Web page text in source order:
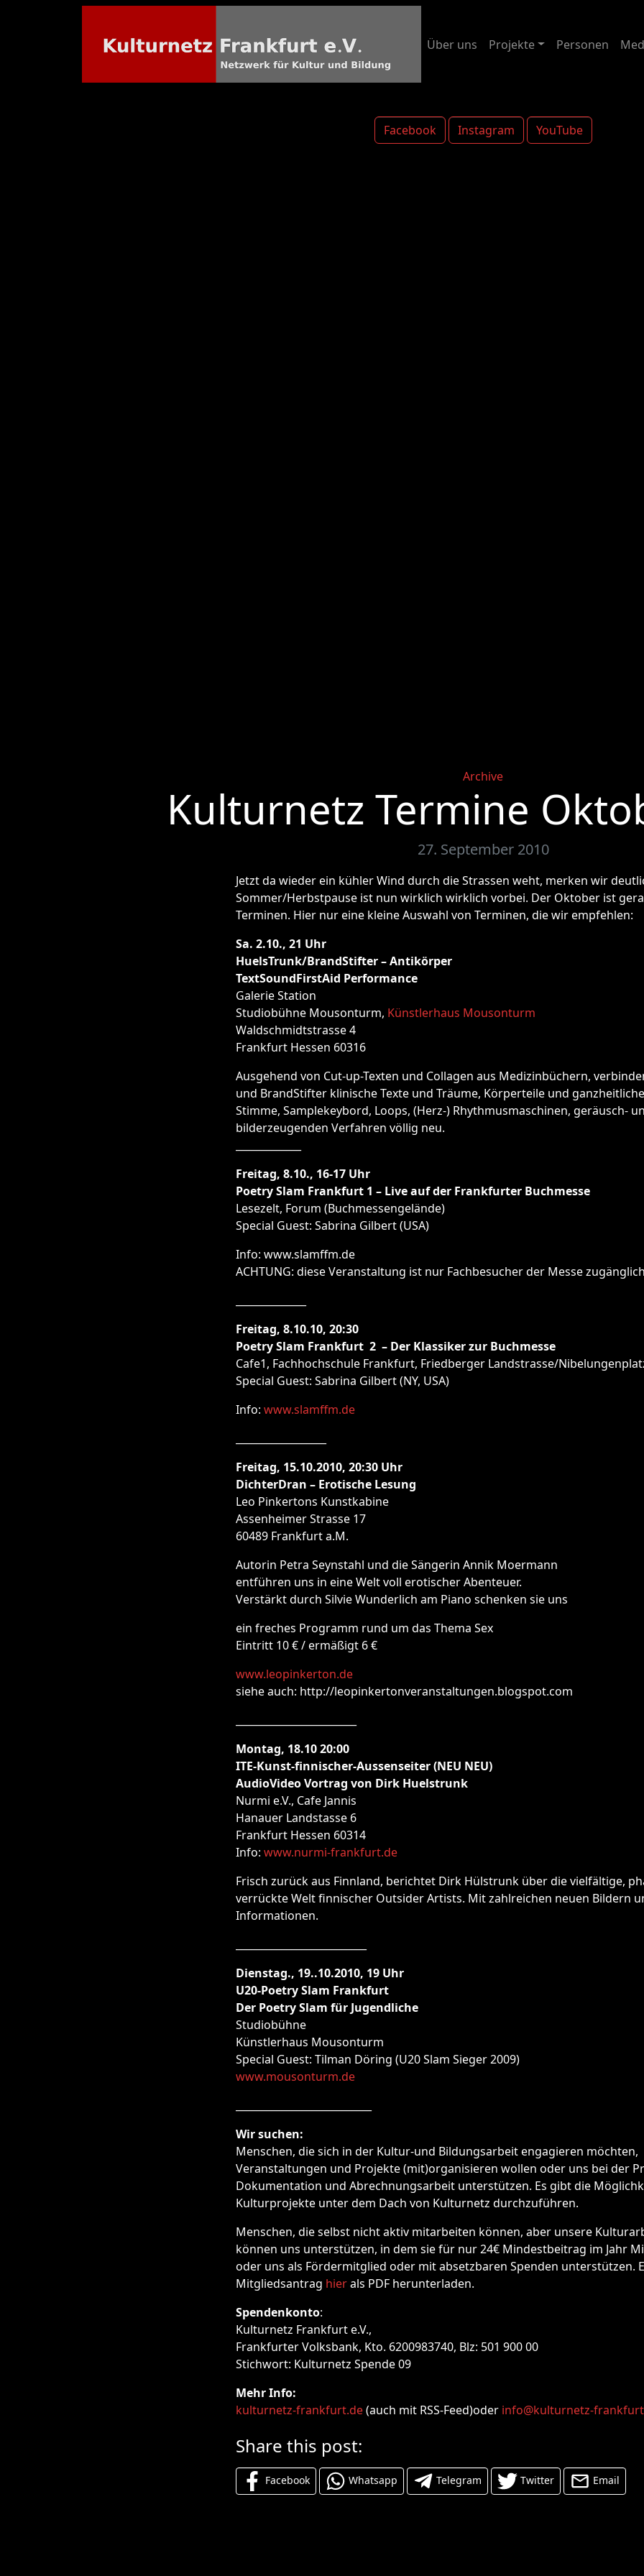
Facebook Instagram YouTube
Über uns Projekte Personen
Categories
Archive
Kulturnetz Termine
27. September 2010
Jetzt da wieder ein kühler Wind durch die Strassen weht, merken wir
Sommer/Herbstpause ist nun wirklich wirklich vorbei. Der Oktober ist
Terminen. Hier nur eine kleine Auswahl von Terminen, die wir empfehlen:
Sa. 2.10., 21 Uhr
HuelsTrunk/BrandStifter – Antikörper
TextSoundFirstAid Performance
Galerie Station
Studiobühne Mousonturm, Künstlerhaus Mousonturm
Waldschmidtstrasse 4
Frankfurt Hessen 60316
Ausgehend von Cut-up-Texten und Collagen aus Medizinbüchern,
und BrandStifter klinische Texte und Träume, Körperteile und
Stimme, Samplekeybord, Loops, (Herz-) Rhythmusmaschinen, geräusch-
bilderzeugenden Verfahren völlig neu.
Freitag, 8.10., 16-17 Uhr
Poetry Slam Frankfurt 1 – Live auf der Frankfurter Buchmesse
Lesezelt, Forum (Buchmessengelände)
Special Guest: Sabrina Gilbert (USA)
Info: www.slamffm.de
ACHTUNG: diese Veranstaltung ist nur Fachbesucher der Messe
Freitag, 8.10.10, 20:30
Poetry Slam Frankfurt 2 – Der Klassiker zur Buchmesse
Cafe1, Fachhochschule Frankfurt, Friedberger Landstrasse/
Special Guest: Sabrina Gilbert (NY, USA)
Info: www.slamffm.de
Freitag, 15.10.2010, 20:30 Uhr
DichterDran – Erotische Lesung
Leo Pinkertons Kunstkabine
Assenheimer Strasse 17
60489 Frankfurt a.M.
Autorin Petra Seynstahl und die Sängerin Annik Moermann
entführen uns in eine Welt voll erotischer Abenteuer.
Verstärkt durch Silvie Wunderlich am Piano schenken sie uns
ein freches Programm rund um das Thema Sex
Eintritt 10 € / ermäßigt 6 €
www.leopinkerton.de
siehe auch: http://leopinkertonveranstaltungen.blogspot.com
Montag, 18.10 20:00
ITE-Kunst-finnischer-Aussenseiter (NEU NEU)
AudioVideo Vortrag von Dirk Huelstrunk
Nurmi e.V., Cafe Jannis
Hanauer Landstasse 6
Frankfurt Hessen 60314
Info: www.nurmi-frankfurt.de
Frisch zurück aus Finnland, berichtet Dirk Hülstrunk über die vielfältige,
verrückte Welt finnischer Outsider Artists. Mit zahlreichen neuen Bildern
Informationen.
Dienstag., 19..10.2010, 19 Uhr
U20-Poetry Slam Frankfurt
Der Poetry Slam für Jugendliche
Studiobühne
Künstlerhaus Mousonturm
Special Guest: Tilman Döring (U20 Slam Sieger 2009)
www.mousonturm.de
Wir suchen:
Menschen, die sich in der Kultur-und Bildungsarbeit engagieren möchten,
Veranstaltungen und Projekte (mit)organisieren wollen oder uns bei der
Dokumentation und Abrechnungsarbeit unterstützen. Es gibt die
Kulturprojekte unter dem Dach von Kulturnetz durchzuführen.
Menschen, die selbst nicht aktiv mitarbeiten können, aber unsere
können uns unterstützen, in dem sie für nur 24€ Mindestbeitrag im Jahr
oder uns als Fördermitglied oder mit absetzbaren Spenden unterstützen.
Mitgliedsantrag hierals PDF herunterladen.
Spendenkonto:
Kulturnetz Frankfurt e.V.,
Frankfurter Volksbank, Kto. 6200983740, Blz: 501 900 00
Stichwort: Kulturnetz Spende 09
Mehr Info:
kulturnetz-frankfurt.de(auch mit RSS-Feed)oder info@kulturnetz-
Share this post:
Facebook Whatsapp Telegram Twitter Email